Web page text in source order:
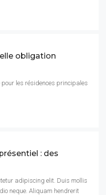
obligation
les résidences principales
: des
adipiscing elit. Duis mollis
neque. Aliquam hendrerit